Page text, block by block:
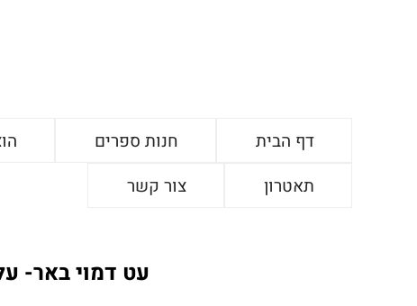
דף הבית חנות ספרים
תאטרון
צור קשר
עט דמוי באר-